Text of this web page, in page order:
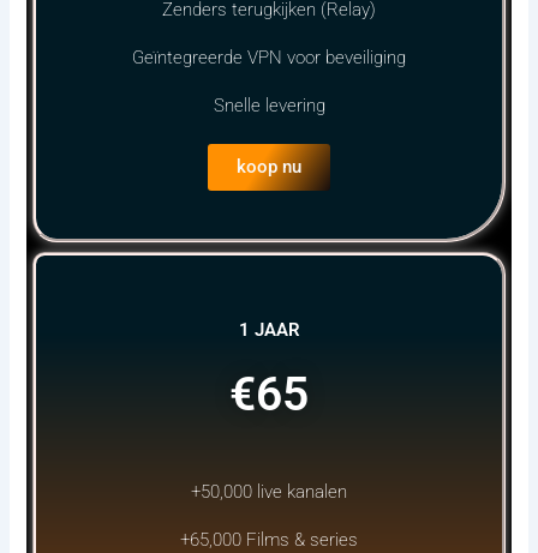
Zenders terugkijken (Relay)
Geïntegreerde VPN voor beveiliging
Snelle levering
koop nu
1 JAAR
€65
+50,000 live kanalen
+65,000 Films & series